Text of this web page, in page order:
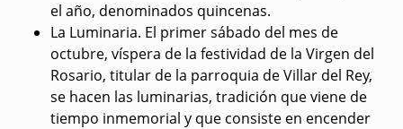
el año, denominados quincenas.
La Luminaria. El primer sábado del mes de
octubre, víspera de la festividad de la Virgen del
Rosario, titular de la parroquia de Villar del Rey,
se hacen las luminarias, tradición que viene de
tiempo inmemorial y que consiste en encender